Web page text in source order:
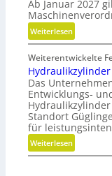
c
h
h
l
t
i
g
e
W
e
r
i
d
e
G
r
e
i
f
e
r
l
Ab Januar 2027
Weiterlesen:
K
o
s
t
e
n
l
o
s
Weiterentwickelte
Das
Entwicklungs-
Standort
für
Weiterlesen:
H